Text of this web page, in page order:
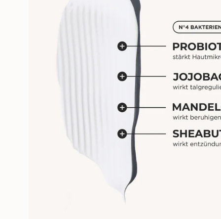
Öffne das Medium 3 im